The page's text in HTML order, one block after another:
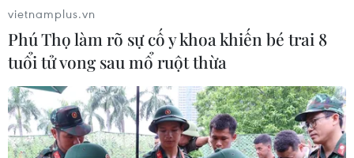
Làm đẹp tóc cấp tốc với dầu ôliu để
đón Tết Bính Ngọ
16/02/2026 04:11
Bí quyết tận hưởng trọn vẹn mùa
vietnamplus.vn
Phú Thọ làm rõ sự cố y khoa khiến bé trai 8
tuổi tử vong sau mổ ruột thừa